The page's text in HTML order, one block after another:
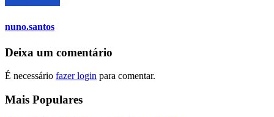
nuno.santos
Deixa um comentário
É necessário fazer login para comentar.
Mais Populares